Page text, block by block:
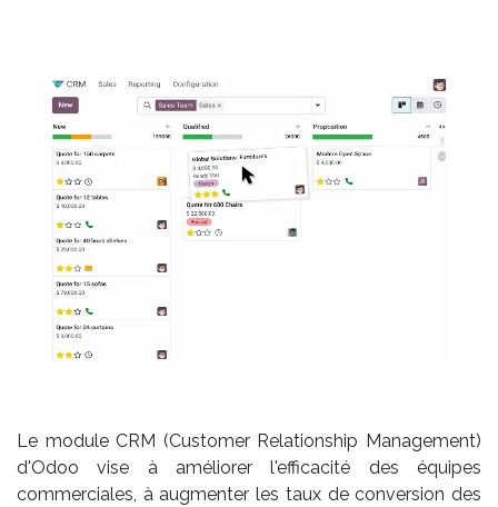
Le module CRM (Customer Relationship Management)
d'Odoo vise à améliorer l'efficacité des équipes
commerciales, à augmenter les taux de conversion des